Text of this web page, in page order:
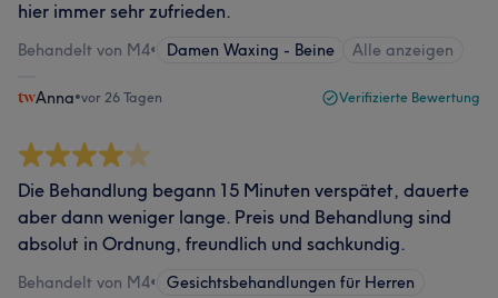
hier immer sehr zufrieden.
Behandelt von M4• Damen Waxing - Beine Alle anzeigen
Anna•vor 26 Tagen Verifizierte Bewertung
Die Behandlung begann 15 Minuten verspätet, dauerte
aber dann weniger lange. Preis und Behandlung sind
absolut in Ordnung, freundlich und sachkundig.
Behandelt von M4• Gesichtsbehandlungen für Herren